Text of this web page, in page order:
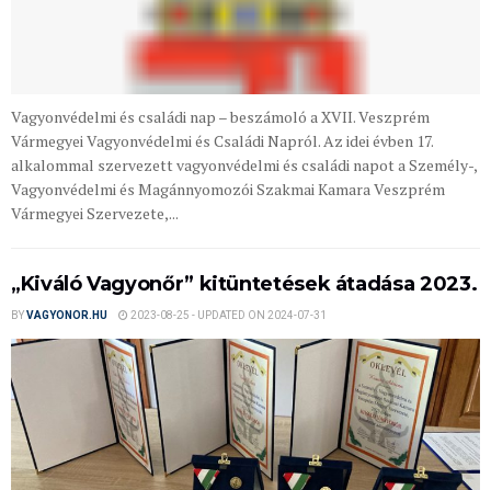
Vagyonvédelmi és családi nap – beszámoló a XVII. Veszprém
Vármegyei Vagyonvédelmi és Családi Napról. Az idei évben 17.
alkalommal szervezett vagyonvédelmi és családi napot a Személy-,
Vagyonvédelmi és Magánnyomozói Szakmai Kamara Veszprém
Vármegyei Szervezete,...
„Kiváló Vagyonőr” kitüntetések átadása 2023.
BYVAGYONOR.HU 2023-08-25 - UPDATED ON 2024-07-31